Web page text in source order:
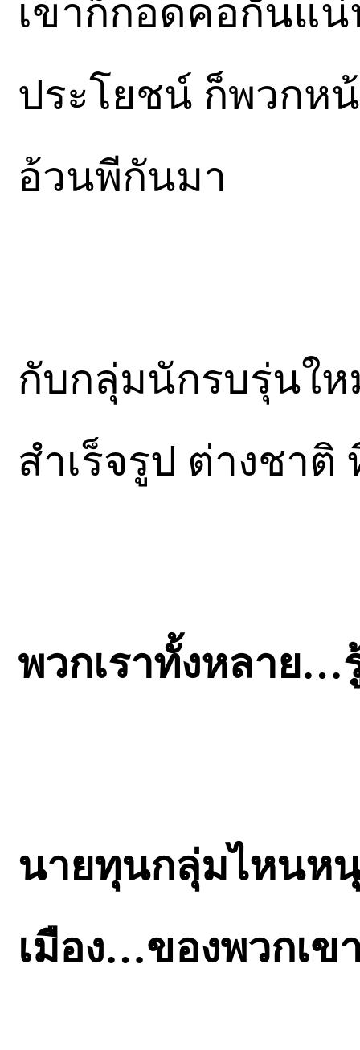
เขาก็กอดคอกันแ
ประโยชน์ ก็พวกห
อ้วนพีกันมา
กับกลุ่มนักรบรุ่นใ
สำเร็จรูป ต่างชา
พวกเราทั้งหลาย…
นายทุนกลุ่มไหนห
เมือง…ของพวกเข